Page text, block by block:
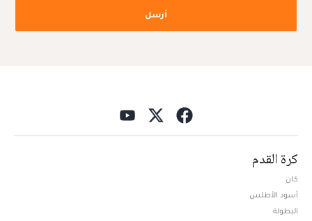
أرسل
كرة القدم
كان
أسود الأطلس
البطولة